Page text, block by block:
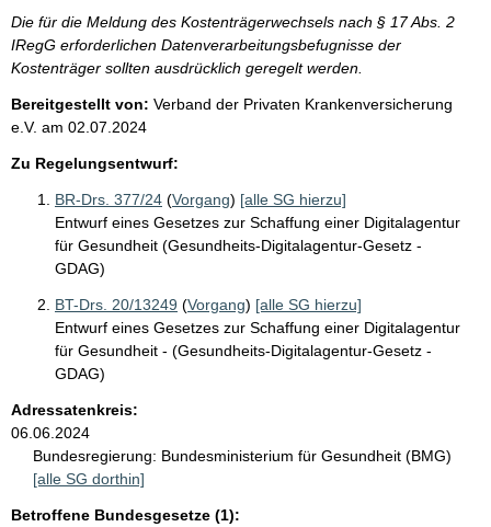
Die für die Meldung des Kostenträgerwechsels nach § 17 Abs. 2
IRegG erforderlichen Datenverarbeitungsbefugnisse der
Kostenträger sollten ausdrücklich geregelt werden.
Bereitgestellt von: Verband der Privaten Krankenversicherung
e.V. am 02.07.2024
Zu Regelungsentwurf:
BR-Drs. 377/24 (Vorgang) [alle SG hierzu]
Entwurf eines Gesetzes zur Schaffung einer Digitalagentur
für Gesundheit (Gesundheits-Digitalagentur-Gesetz -
GDAG)
BT-Drs. 20/13249 (Vorgang) [alle SG hierzu]
Entwurf eines Gesetzes zur Schaffung einer Digitalagentur
für Gesundheit - (Gesundheits-Digitalagentur-Gesetz -
GDAG)
Adressatenkreis:
06.06.2024
Bundesregierung: Bundesministerium für Gesundheit (BMG)
[alle SG dorthin]
Betroffene Bundesgesetze (1):